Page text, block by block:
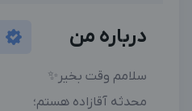
درباره من
سلامم وقت بخیر✨
محدثه آقازاده هستم؛